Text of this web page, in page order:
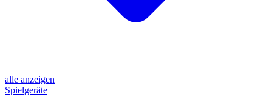
alle anzeigen
Spielgeräte